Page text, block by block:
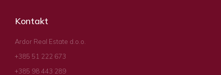
Kontakt
Ardor Real Estate d.o.o.
+385 51 222 673
+385 98 443 289